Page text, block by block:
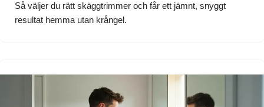
Så väljer du rätt skäggtrimmer och får ett jämnt, snyggt
resultat hemma utan krångel.